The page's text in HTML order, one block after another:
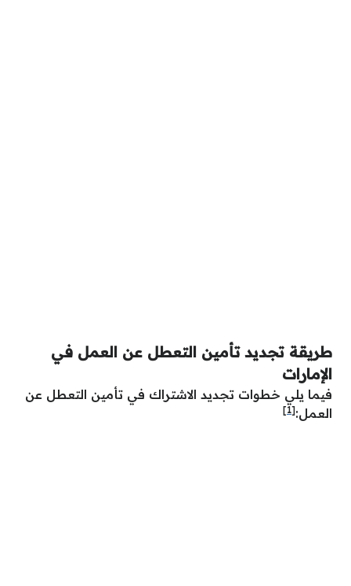
طريقة تجديد تأمين التعطل عن العمل في
الإمارات
فيما يلي خطوات تجديد الاشتراك في تأمين التعطل عن
العمل:[1]